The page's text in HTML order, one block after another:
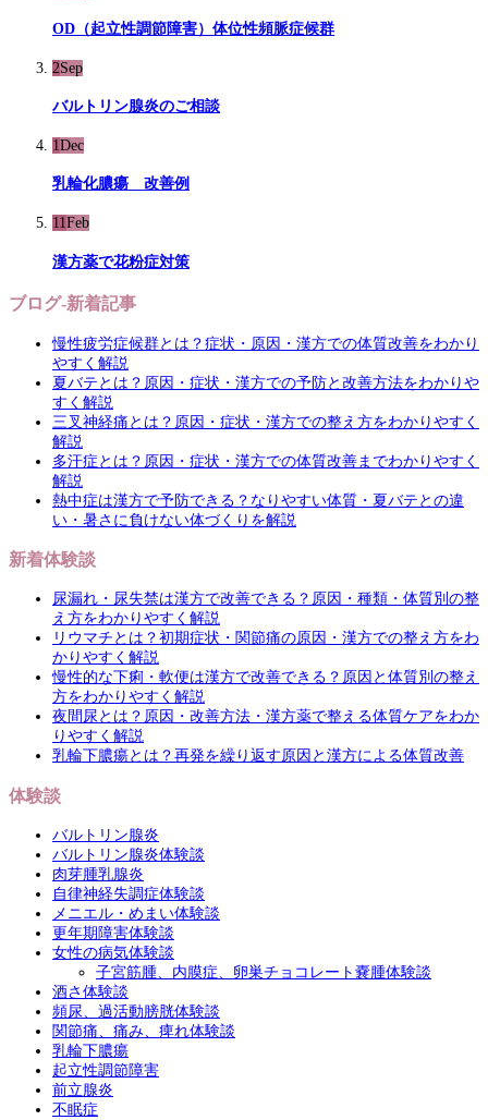
OD（起立性調節障害）体位性頻脈症候群
2Sep
バルトリン腺炎のご相談
1 Dec
乳輪化膿瘍 改善例
11Feb
漢方薬で花粉症対策
ブログ-新着記事
慢性疲労症候群とは？症状・原因・漢方での体質改善をわかり
やすく解説
夏バテとは？原因・症状・漢方での予防と改善方法をわかりや
すく解説
三叉神経痛とは？原因・症状・漢方での整え方をわかりやすく
解説
多汗症とは？原因・症状・漢方での体質改善までわかりやすく
解説
熱中症は漢方で予防できる？なりやすい体質・夏バテとの違
い・暑さに負けない体づくりを解説
新着体験談
尿漏れ・尿失禁は漢方で改善できる？原因・種類・体質別の整
え方をわかりやすく解説
リウマチとは？初期症状・関節痛の原因・漢方での整え方をわ
かりやすく解説
慢性的な下痢・軟便は漢方で改善できる？原因と体質別の整え
方をわかりやすく解説
夜間尿とは？原因・改善方法・漢方薬で整える体質ケアをわか
りやすく解説
乳輪下膿瘍とは？再発を繰り返す原因と漢方による体質改善
体験談
バルトリン腺炎
バルトリン腺炎体験談
肉芽腫乳腺炎
自律神経失調症体験談
メニエル・めまい体験談
更年期障害体験談
女性の病気体験談
子宮筋腫、内膜症、卵巣チョコレート嚢腫体験談
酒さ体験談
頻尿、過活動膀胱体験談
関節痛、痛み、痺れ体験談
乳輪下膿瘍
起立性調節障害
前立腺炎
不眠症